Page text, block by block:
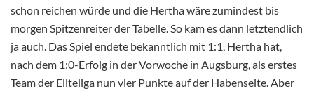
schon reichen würde und die Hertha wäre zumindest bis
morgen Spitzenreiter der Tabelle. So kam es dann letztendlich
ja auch. Das Spiel endete bekanntlich mit 1:1, Hertha hat,
nach dem 1:0-Erfolg in der Vorwoche in Augsburg, als erstes
Team der Eliteliga nun vier Punkte auf der Habenseite. Aber